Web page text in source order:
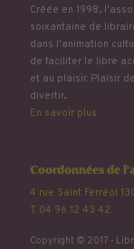
Créée en 1998,
soixantaine de
dans l'animation
de faciliter le libre
et au plaisir. Plaisir
divertir...
En savoir plus
Coordonnées de
4 rue Saint Ferréol
T. 04 96 12 43 42
Copyright © 2017 -